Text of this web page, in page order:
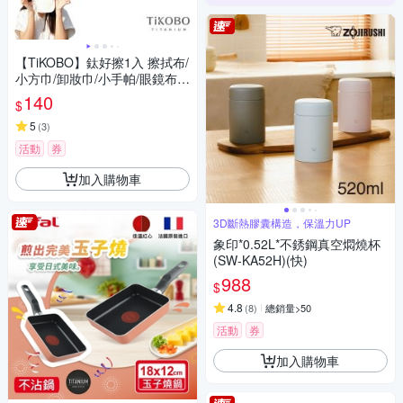
【TiKOBO】鈦好擦1入 擦拭布/
小方巾/卸妝巾/小手帕/眼鏡布
(15x15cm)
$140
5 (3)
活動 券
加入購物車
3D斷熱膠囊構造，保溫力UP
象印*0.52L*不銹鋼真空燜燒杯
(SW-KA52H)(快)
$988
4.8 (8) 總銷量>50
活動 券
加入購物車